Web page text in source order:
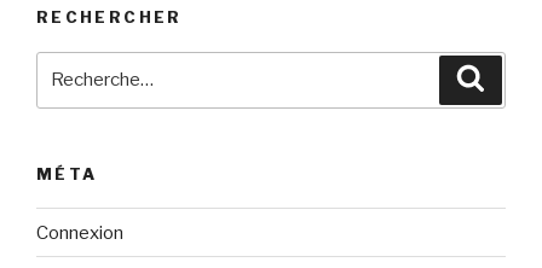
RECHERCHER
MÉTA
Connexion